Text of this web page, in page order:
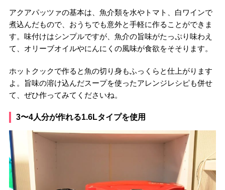
アクアパッツァの基本は、魚介類を水やトマト、白ワインで
煮込んだもので、おうちでも意外と手軽に作ることができま
す。味付けはシンプルですが、魚介の旨味がたっぷり味わえ
て、オリーブオイルやにんにくの風味が食欲をそそります。
ホットクックで作ると魚の切り身もふっくらと仕上がります
よ。旨味の溶け込んだスープを使ったアレンジレシピも併せ
て、ぜひ作ってみてくださいね。
3〜4人分が作れる1.6Lタイプを使用